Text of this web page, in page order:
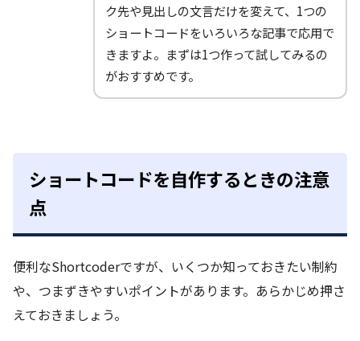
ク先や見出しの文言だけを変えて、1つの
ショートコードをいろいろな記事で応用で
きますよ。まずは1つ作って試してみるの
がおすすめです。
ショートコードを自作するときの注意
点
便利なShortcoderですが、いくつか知っておきたい制約
や、つまずきやすいポイントがあります。あらかじめ押さ
えておきましょう。